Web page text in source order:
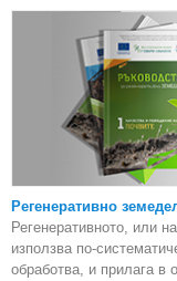
Регенеративно
Регенеративното, или
използва по-
обработва, и прилага в